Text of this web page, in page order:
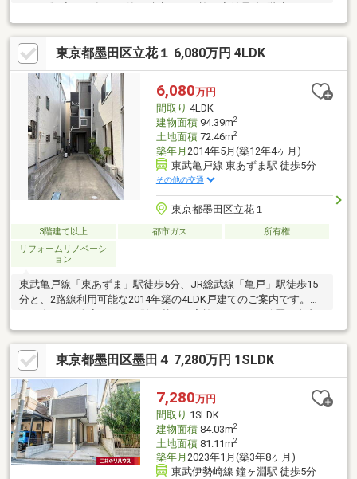
5LD・Kタイプ◆2階部分にLDKを配置◆食器洗浄乾燥機◆IHクッ
キングヒーター◆浴室乾燥機◆トイレ2箇所◆床暖房◆エアコン
◆窓シャッター◆モニター付きインターホン◆シャッター付きカ
ーポート◆東側 幅員約8ｍ公道に面す《2026年6月下旬 リフォ
ーム完成》◆外壁塗装・防水工事◆フローリング上貼り（階段含
む）◆クロス張替◆キッチン、ユニットバス、洗面台交換◆床暖
房新設
東京都墨田区立花１ 6,080万円 4LDK
6,080万円
間取り 4LDK
建物面積94.39m2
土地面積72.46m2
築年月 2014年5月(築12年4ヶ月)
東武亀戸線 東あずま駅 徒歩5分
その他の交通
東京都墨田区立花１
3階建て以上 都市ガス
所有権
リフォームリノベーシ
ョン
東武亀戸線「東あずま」駅徒歩5分、JR総武線「亀戸」駅徒歩15
分と、2路線利用可能な2014年築の4LDK戸建てのご案内です。
2026年6月に全室のクロス貼り替えを実施しており、綺麗な室内
で生活をスタートできます。駐車場1台分を完備しているため、お
車をお持ちのご家庭にもおすすめです。採光を考慮した2階LDKは
外からの視線が届きにくく、ご家族でゆったりとお過ごしいただ
けます。各居室に収納スペースを配したほか、1階と2階の2カ所
にトイレを設置し、朝の身支度もスムーズです。近隣には買い物
施設が揃い、即入居可能な状態となっております。ぜひ現地をご
覧ください。
東京都墨田区墨田４ 7,280万円 1SLDK
7,280万円
間取り 1SLDK
建物面積84.03m2
土地面積81.11m2
築年月 2023年1月(築3年8ヶ月)
東武伊勢崎線 鐘ヶ淵駅 徒歩5分